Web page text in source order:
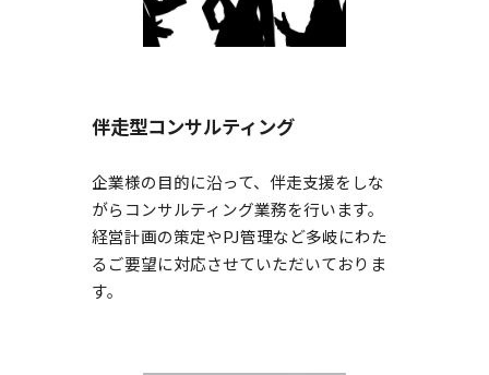
伴走型コンサルティング
企業様の目的に沿って、伴走支援をしな
がらコンサルティング業務を行います。
経営計画の策定やPJ管理など多岐にわた
るご要望に対応させていただいておりま
す。